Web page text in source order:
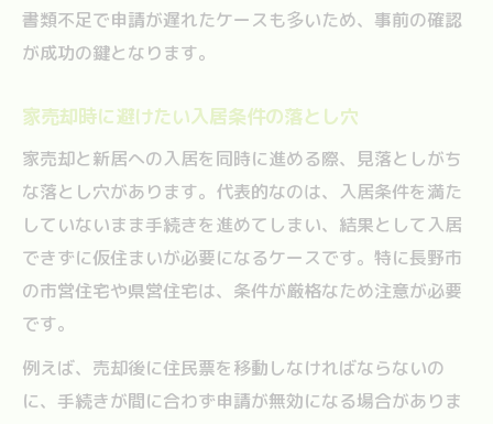
書類不足で申請が遅れたケースも多いため、事前の確認
が成功の鍵となります。
家売却時に避けたい入居条件の落とし穴
家売却と新居への入居を同時に進める際、見落としがち
な落とし穴があります。代表的なのは、入居条件を満た
していないまま手続きを進めてしまい、結果として入居
できずに仮住まいが必要になるケースです。特に長野市
の市営住宅や県営住宅は、条件が厳格なため注意が必要
です。
例えば、売却後に住民票を移動しなければならないの
に、手続きが間に合わず申請が無効になる場合がありま